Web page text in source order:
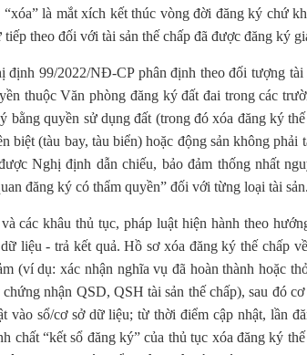
là mắt xích kết thúc vòng đời đăng ký chứ
theo đối với tài sản thế chấp đã được đăng ký
định 99/2022/NĐ-CP phân định theo đối tượng tài
thuộc Văn phòng đăng ký đất đai trong các
bằng quyền sử dụng đất (trong đó xóa đăng ký
biệt (tàu bay, tàu biển) hoặc động sản không phải
Nghị định dẫn chiếu, bảo đảm thống nhất
đăng ký có thẩm quyền” đối với từng loại tài sản.
các khâu thủ tục, pháp luật hiện hành theo
liệu - trả kết quả. Hồ sơ xóa đăng ký thế chấp
(ví dụ: xác nhận nghĩa vụ đã hoàn thành hoặc
nhận QSD, QSH tài sản thế chấp), sau đó
vào sổ/cơ sở dữ liệu; từ thời điểm cập nhật, lần
chất “kết sổ đăng ký” của thủ tục xóa đăng ký